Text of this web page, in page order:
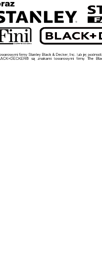
zł
1 450,00 zł